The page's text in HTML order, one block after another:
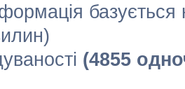
базується
(4855